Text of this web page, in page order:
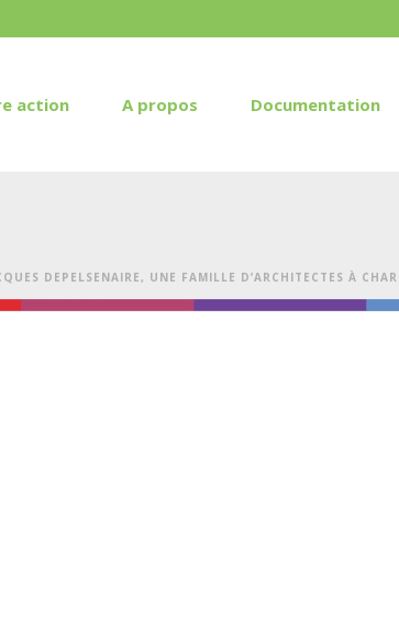
action A propos Documentation
DEPELSENAIRE, UNE FAMILLE D’ARCHITECTES À